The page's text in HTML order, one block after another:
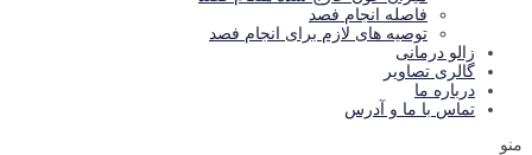
فاصله انجام فصد
توصیه های لازم برای انجام فصد
زالو درمانی
گالری تصاوير
درباره ما
تماس با ما و آدرس
منو